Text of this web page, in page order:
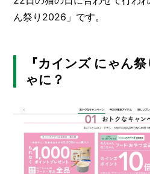
R
C
ん祭り2026」です。
『カインズ にゃん
ゃに？